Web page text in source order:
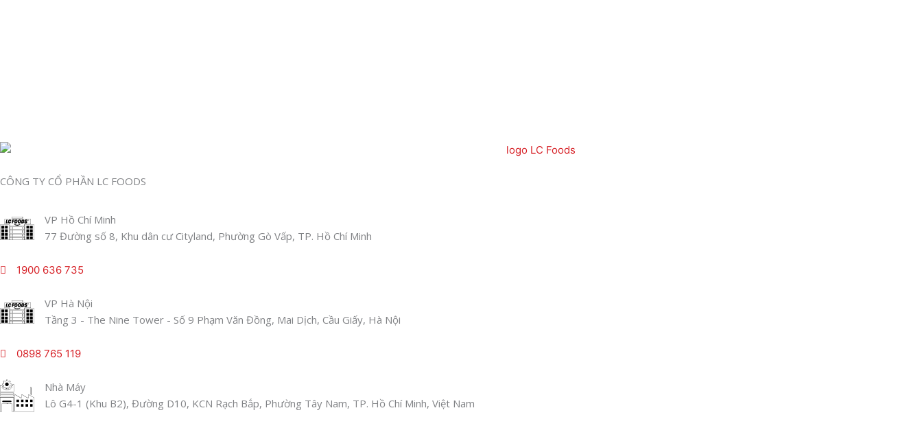
CÔNG TY CỔ PHẦN LC FOODS
VP Hồ Chí Minh
77 Đường số 8, Khu dân cư Cityland, Phường Gò Vấp, TP. Hồ Chí Minh
1900 636 735
VP Hà Nội
Tầng 3 - The Nine Tower - Số 9 Phạm Văn Đồng, Mai Dịch, Cầu Giấy, Hà Nội
0898 765 119
Nhà Máy
Lô G4-1 (Khu B2), Đường D10, KCN Rạch Bắp, Phường Tây Nam, TP. Hồ Chí Minh, Việt Nam